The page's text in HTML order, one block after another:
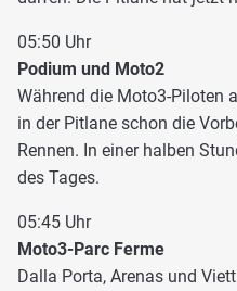
05:50 Uhr
Podium und Moto2
Während die Moto3-Piloten
in der Pitlane schon die
Rennen. In einer halben
des Tages.
05:45 Uhr
Moto3-Parc Ferme
Dalla Porta, Arenas und